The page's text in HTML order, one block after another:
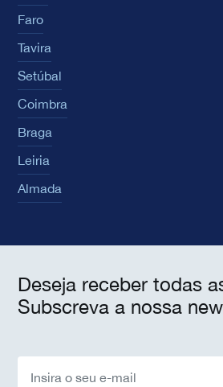
Faro
Tavira
Setúbal
Coimbra
Braga
Leiria
Almada
Deseja receber todas
Subscreva a nossa